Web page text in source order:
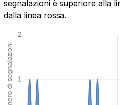
segnalazioni è superiore alla
dalla linea rossa.